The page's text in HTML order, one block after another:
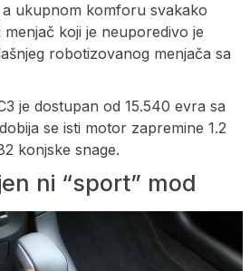
ukupnom komforu svakako
koji je neuporedivo je
robotizovanog menjača sa
je dostupan od 15.540 evra sa
se isti motor zapremine 1.2
konjske snage.
ni “sport” mod